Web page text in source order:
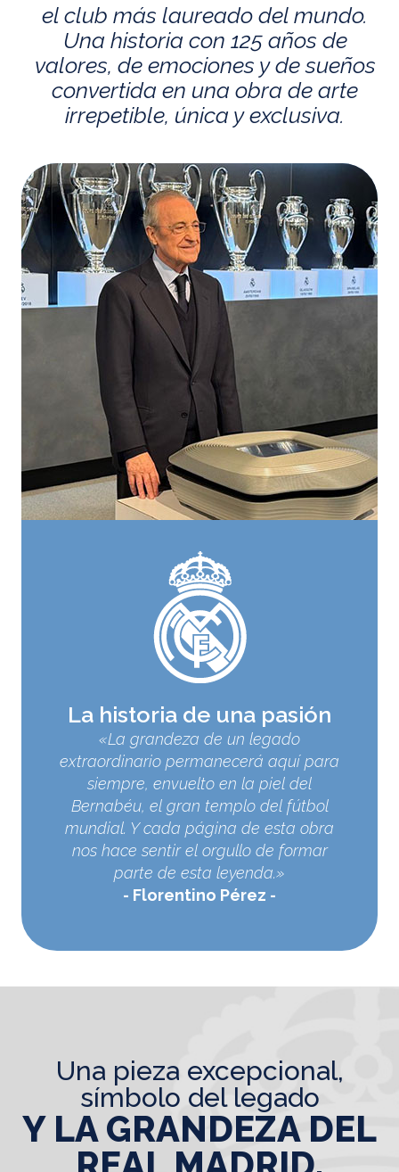
el club más laureado del mundo.
Una historia con 125 años de
valores, de emociones y de sueños
convertida en una obra de arte
irrepetible, única y exclusiva.
La historia de una pasión
«La grandeza de un legado
extraordinario permanecerá aquí para
siempre, envuelto en la piel del
Bernabéu, el gran templo del fútbol
mundial. Y cada página de esta obra
nos hace sentir el orgullo de formar
parte de esta leyenda.»
Florentino Pérez
una pieza excepcional,
símbolo del legado
Y LA GRANDEZA DEL